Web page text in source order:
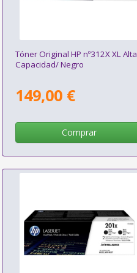
Tóner Original HP nº312X XL Alta
Capacidad/ Negro
149,00 €
Comprar